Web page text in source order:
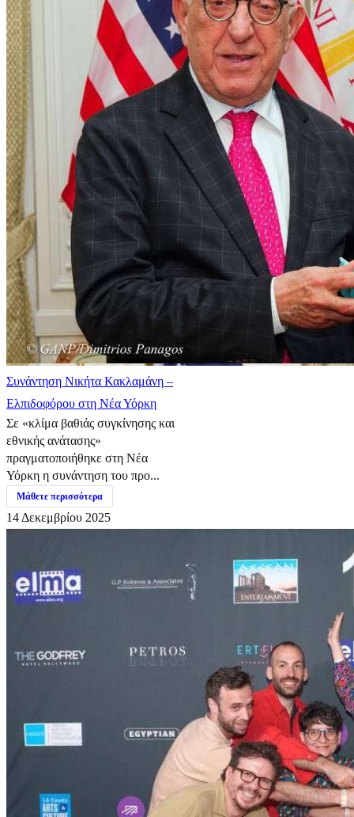
Συνάντηση Νικήτα Κακλαμάνη –
Ελπιδοφόρου στη Νέα Υόρκη
Σε «κλίμα βαθιάς συγκίνησης και
εθνικής ανάτασης»
πραγματοποιήθηκε στη Νέα
Υόρκη η συνάντηση του προ...
Μάθετε περισσότερα
14 Δεκεμβρίου 2025